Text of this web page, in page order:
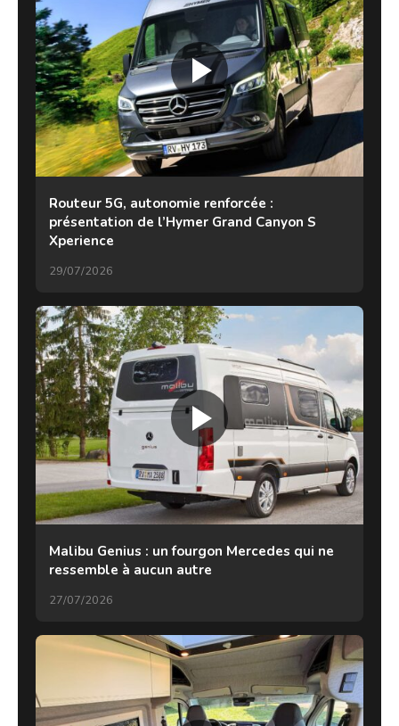
Routeur 5G, autonomie renforcée :
présentation de l’Hymer Grand Canyon S
Xperience
29/07/2026
Malibu Genius : un fourgon Mercedes qui ne
ressemble à aucun autre
27/07/2026